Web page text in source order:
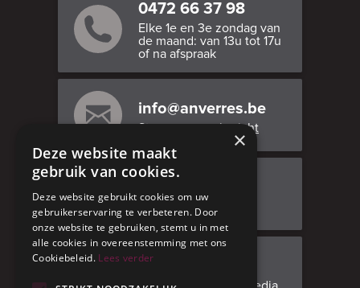
0472 66 37 98
Elke 1e en 3e zondag van
de maand: van 13u tot 17u
of na afspraak
info@anverres.be
Stuur ons een bericht
Adresgegevens
Facebook
Volg ons op social media
×
Deze website maakt
gebruik van cookies.
Deze website gebruikt cookies om uw
gebruikerservaring te verbeteren. Door
onze website te gebruiken, stemt u in met
alle cookies in overeenstemming met ons
Cookiebeleid. Lees verder